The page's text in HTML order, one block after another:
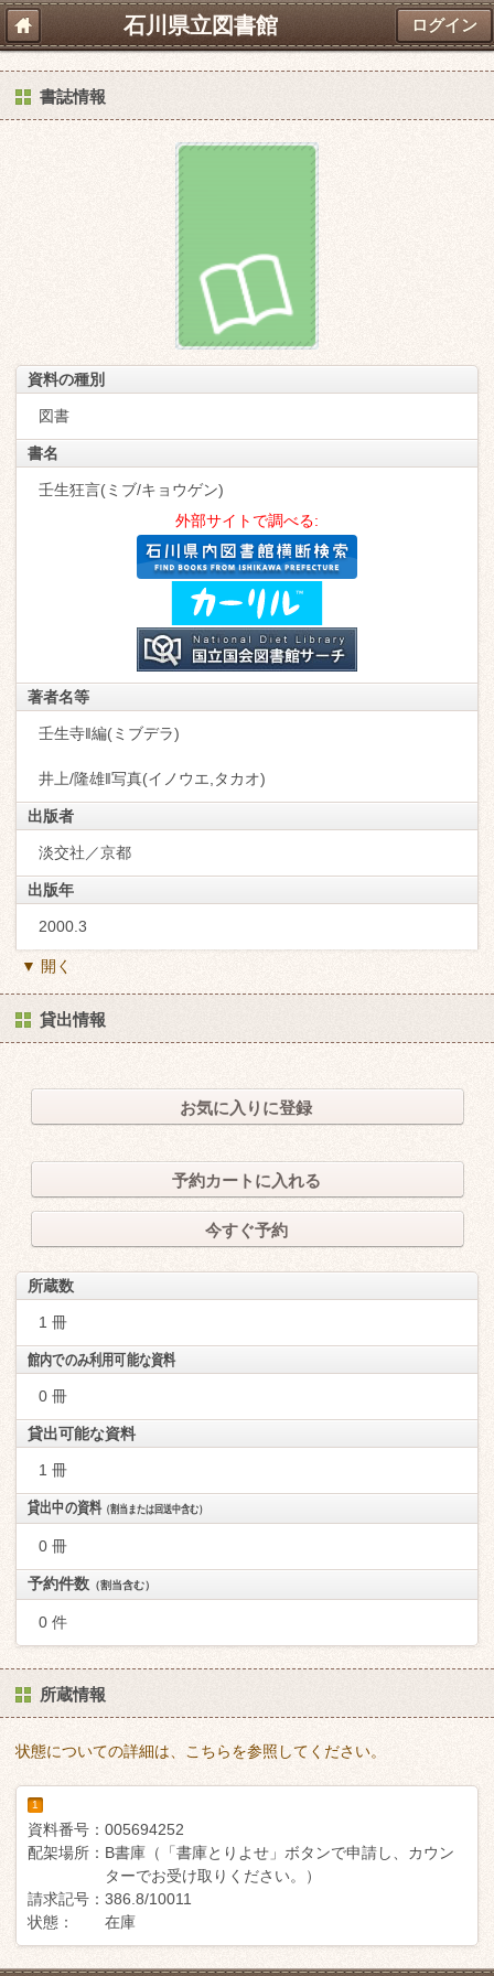
石川県立図書館 ログイン
書誌情報
資料の種別
図書
書名
壬生狂言(ミブ/キョウゲン)
外部サイトで調べる:
著者名等
壬生寺‖編(ミブデラ)
井上/隆雄‖写真(イノウエ,タカオ)
出版者
淡交社／京都
出版年
2000.3
▼ 開く
貸出情報
お気に入りに登録
予約カートに入れる
今すぐ予約
所蔵数
1 冊
館内でのみ利用可能な資料
0 冊
貸出可能な資料
1 冊
貸出中の資料（割当または回送中含む）
0 冊
予約件数 （割当含む）
0 件
所蔵情報
状態についての詳細は、こちらを参照してください。
1
資料番号： 005694252
配架場所： B書庫（「書庫とりよせ」ボタンで申請し、カウン
ターでお受け取りください。）
請求記号： 386.8/10011
状態：
在庫